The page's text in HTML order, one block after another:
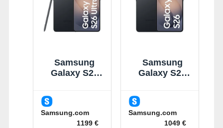
Samsung
Galaxy S26
Smartphone
IA 5G Noir
Samsung.com
1199 €
Samsung
Galaxy S26
Smartphone
Samsung.com
1049 €